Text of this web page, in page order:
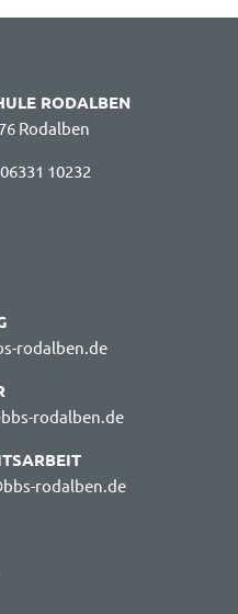
RODALBEN
Rodalben
10232
rodalben.de
rodalben.de
rodalben.de